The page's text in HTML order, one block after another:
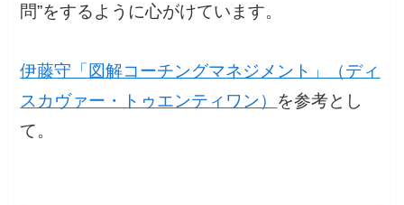
問”をするように心がけています。
伊藤守「図解コーチングマネジメント」（ディ
スカヴァー・トゥエンティワン） を参考とし
て。